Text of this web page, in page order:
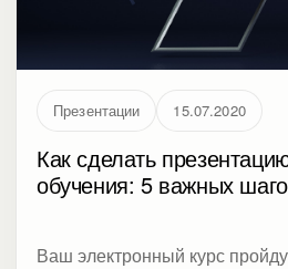
Презентации 15.07.2020
Как сделать
обучения: 5 важных
Ваш электронный курс